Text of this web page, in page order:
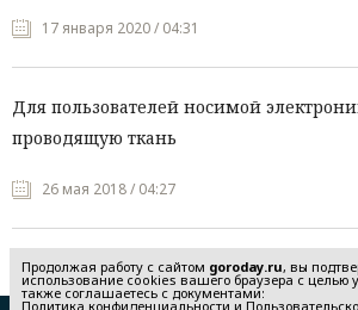
17 января 2020 / 04:31
Для пользователей носимой
проводящую ткань
26 мая 2018 / 04:27
Продолжая работу с сайтом goroday.ru, вы
использование cookies вашего браузера с целью
также соглашаетесь с документами:
Политика конфиденциальности и